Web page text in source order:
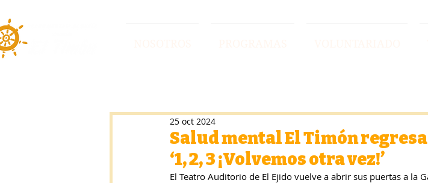
Salud mental El Timón
‘1, 2, 3 ¡Volvemos otra vez!’
25 oct 2024
El Teatro Auditorio de El Ejido vuelve a abrir sus puertas a la